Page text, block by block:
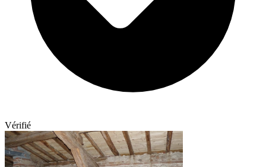
Vérifié